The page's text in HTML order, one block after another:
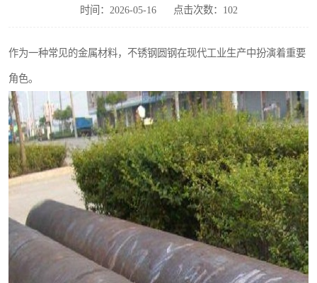
时间：2026-05-16 点击次数：102
作为一种常见的金属材料，不锈钢圆钢在现代工业生产中扮演着重要
角色。